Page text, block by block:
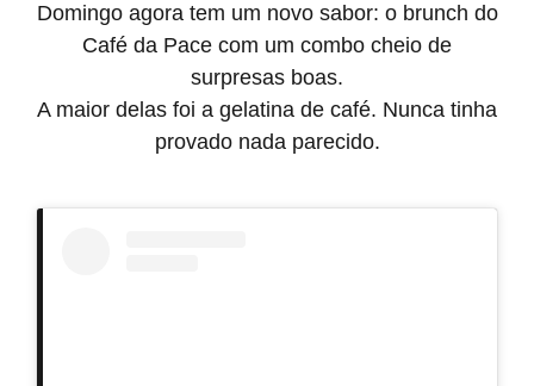
Domingo agora tem um novo sabor: o brunch do
Café da Pace com um combo cheio de
surpresas boas.
A maior delas foi a gelatina de café. Nunca tinha
provado nada parecido.